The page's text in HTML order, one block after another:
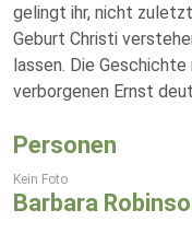
gelingt ihr, nicht
Geburt Christi
lassen. Die
verborgenen Ernst
Personen
Kein Foto
Barbara